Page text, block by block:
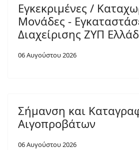
Εγκεκριμένες /
Μονάδες -
Διαχείρισης ΖΥΠ
06 Αυγούστου 2026
Σήμανση και
Αιγοπροβάτων
06 Αυγούστου 2026